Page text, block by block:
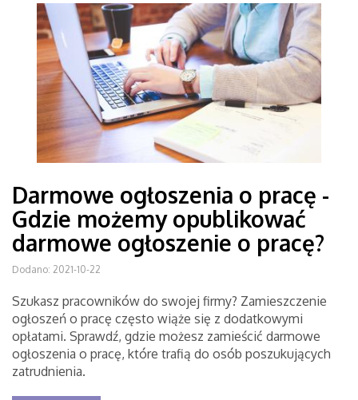
Darmowe ogłoszenia o pracę -
Gdzie możemy opublikować
darmowe ogłoszenie o pracę?
Dodano: 2021-10-22
Szukasz pracowników do swojej firmy? Zamieszczenie
ogłoszeń o pracę często wiąże się z dodatkowymi
opłatami. Sprawdź, gdzie możesz zamieścić darmowe
ogłoszenia o pracę, które trafią do osób poszukujących
zatrudnienia.